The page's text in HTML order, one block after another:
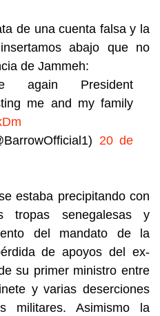
de una cuenta falsa y la
abajo que no
de Jammeh:
again President
me and my family
20 de
estaba precipitando con
tropas senegalesas y
del mandato de la
de apoyos del ex-
su primer ministro entre
y varias deserciones
militares. Asimismo la